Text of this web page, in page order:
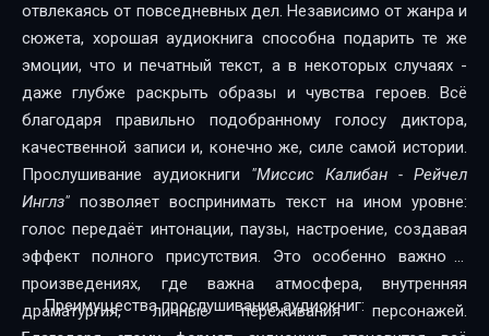
отвлекаясь от повседневных дел. Независимо от жанра и
сюжета, хорошая аудиокнига способна подарить те же
эмоции, что и печатный текст, а в некоторых случаях -
даже глубже раскрыть образы и чувства героев. Всё
благодаря правильно подобранному голосу диктора,
качественной записи и, конечно же, силе самой истории.
Прослушивание аудиокниги "Миссис Калибан - Рейчел
Инглз" позволяет воспринимать текст на ином уровне:
голос передаёт интонации, паузы, настроение, создавая
эффект полного присутствия. Это особенно важно в
произведениях, где важна атмосфера, внутренняя
драматургия, личные переживания персонажей.
Преимущества прослушивания аудиокниг: